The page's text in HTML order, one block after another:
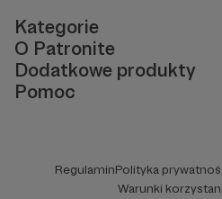
Kategorie
O Patronite
Dodatkowe produkty
Pomoc
RegulaminPolityka
Warunki